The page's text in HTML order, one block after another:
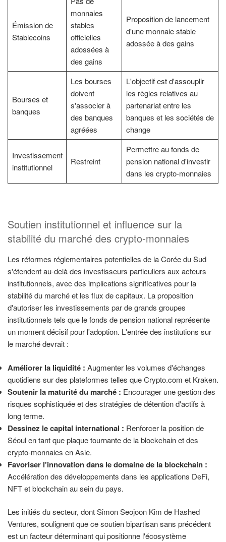
Émission de
Stablecoins
monnaies
stables
officielles
adossées à
des gains
Proposition de lancement
d'une monnaie stable
adossée à des gains
Bourses et
banques
Les bourses
doivent
s'associer à
des banques
agréées
L'objectif est d'assouplir
les règles relatives au
partenariat entre les
banques et les sociétés de
change
Investissement
institutionnel
Restreint
Permettre au fonds de
pension national d'investir
dans les crypto-monnaies
Soutien institutionnel et influence sur la
stabilité du marché des crypto-monnaies
Les réformes réglementaires potentielles de la Corée du Sud
s'étendent au-delà des investisseurs particuliers aux acteurs
institutionnels, avec des implications significatives pour la
stabilité du marché et les flux de capitaux. La proposition
d'autoriser les investissements par de grands groupes
institutionnels tels que le fonds de pension national représente
un moment décisif pour l'adoption. L'entrée des institutions sur
le marché devrait :
Améliorer la liquidité : Augmenter les volumes d'échanges
quotidiens sur des plateformes telles que Crypto.com et Kraken.
Soutenir la maturité du marché : Encourager une gestion des
risques sophistiquée et des stratégies de détention d'actifs à
long terme.
Dessinez le capital international : Renforcer la position de
Séoul en tant que plaque tournante de la blockchain et des
crypto-monnaies en Asie.
Favoriser l'innovation dans le domaine de la blockchain :
Accélération des développements dans les applications DeFi,
NFT et blockchain au sein du pays.
Les initiés du secteur, dont Simon Seojoon Kim de Hashed
Ventures, soulignent que ce soutien bipartisan sans précédent
est un facteur déterminant qui positionne l'écosystème